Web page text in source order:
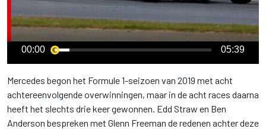
00:00 05:39
Mercedes begon het Formule 1-seizoen van 2019 met acht
achtereenvolgende overwinningen, maar in de acht races daarna
heeft het slechts drie keer gewonnen. Edd Straw en Ben
Anderson bespreken met Glenn Freeman de redenen achter deze